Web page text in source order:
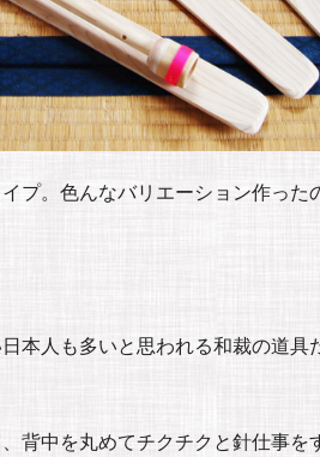
プ。色んなバリエーション作った
本人も多いと思われる和裁の道具
背中を丸めてチクチクと針仕事を